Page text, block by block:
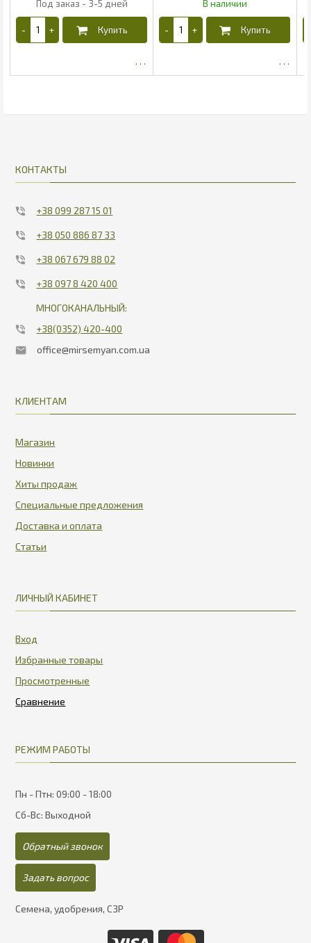
КОНТАКТЫ
+38 099 287 15 01
+38 050 886 87 33
+38 067 679 88 02
+38 097 8 420 400
МНОГОКАНАЛЬНЫЙ:
+38(0352) 420-400
office@mirsemyan.com.ua
КЛИЕНТАМ
Магазин
Новинки
Хиты продаж
Специальные предложения
Доставка и оплата
Статьи
ЛИЧНЫЙ КАБИНЕТ
Вход
Избранные товары
Просмотренные
РЕЖИМ РАБОТЫ
Пн - Птн: 09:00 - 18:00
Сб-Вс: Выходной
Обратный звонок
Задать вопрос
Семена, удобрения, СЗР